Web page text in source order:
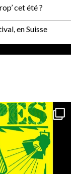
cet été ?
en Suisse